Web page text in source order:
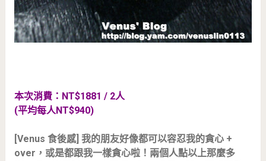
本次消費：NT$1881 / 2人
(平均每人NT$940)
[Venus 食後感] 我的朋友好像都可以容忍我的貪心 +
over，或是都跟我一樣貪心啦！兩個人點以上那麼多